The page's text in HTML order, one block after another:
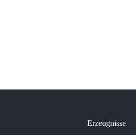
Erzeugnisse